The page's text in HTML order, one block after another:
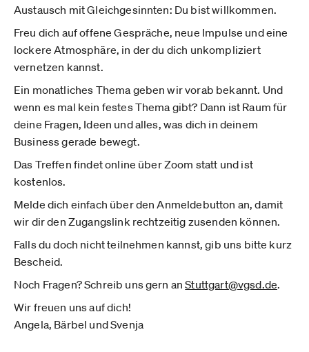
Austausch mit Gleichgesinnten: Du bist willkommen.
Freu dich auf offene Gespräche, neue Impulse und eine
lockere Atmosphäre, in der du dich unkompliziert
vernetzen kannst.
Ein monatliches Thema geben wir vorab bekannt. Und
wenn es mal kein festes Thema gibt? Dann ist Raum für
deine Fragen, Ideen und alles, was dich in deinem
Business gerade bewegt.
Das Treffen findet online über Zoom statt und ist
kostenlos.
Melde dich einfach über den Anmeldebutton an, damit
wir dir den Zugangslink rechtzeitig zusenden können.
Falls du doch nicht teilnehmen kannst, gib uns bitte kurz
Bescheid.
Noch Fragen? Schreib uns gern anStuttgart@vgsd.de.
Wir freuen uns auf dich!
Angela, Bärbel und Svenja